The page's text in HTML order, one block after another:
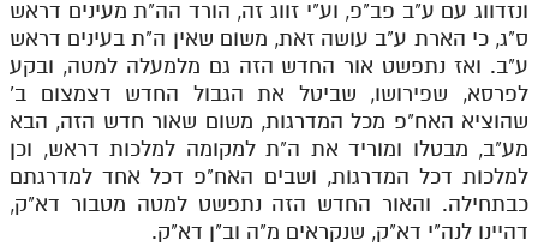
ונזדווג עם ע"ב פב"פ, וע"י זווג זה, הורד הה"ת מעינים דראש
ס"ג, כי הארת ע"ב עושה זאת, משום שאין ה"ת בעינים דראש
ע"ב. ואז נתפשט אור החדש הזה גם מלמעלה למטה, ובקע
לפרסא, שפירושו, שביטל את הגבול החדש דצמצום ב'
שהוציא האח"פ מכל המדרגות, משום שאור חדש הזה, הבא
מע"ב, מבטלו ומוריד את ה"ת למקומה למלכות דראש, וכן
למלכות דכל המדרגות, ושבים האח"פ דכל אחד למדרגתם
כבתחילה. והאור החדש הזה נתפשט למטה מטבור דא"ק,
דהיינו לנה"י דא"ק, שנקראים מ"ה וב"ן דא"ק.